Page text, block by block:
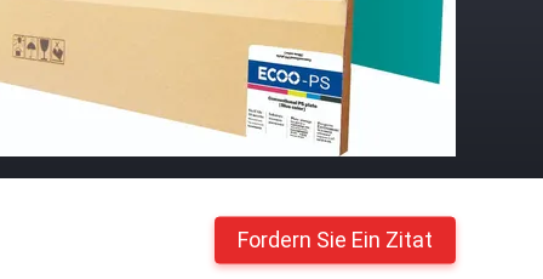
Fordern Sie Ein Zitat